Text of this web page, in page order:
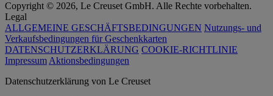
Copyright © 2026, Le Creuset GmbH. Alle Rechte vorbehalten.
Legal
ALLGEMEINE GESCHÄFTSBEDINGUNGEN Nutzungs- und
Verkaufsbedingungen für Geschenkkarten
DATENSCHUTZERKLÄRUNG COOKIE-RICHTLINIE
Impressum Aktionsbedingungen
Datenschutz­erklärung von Le Creuset